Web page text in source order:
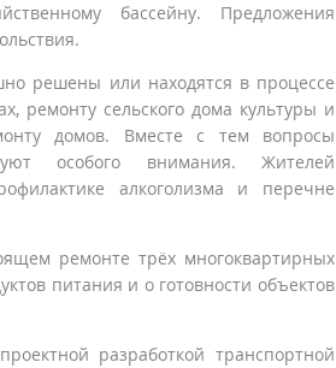
бассейну. Предложения
решены или находятся в процессе
ремонту сельского дома культуры и
домов. Вместе с тем вопросы
особого внимания. Жителей
алкоголизма и перечне
ремонте трёх многоквартирных
питания и о готовности объектов
разработкой транспортной